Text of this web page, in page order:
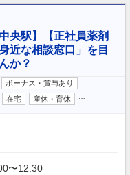
央駅】【正社員薬剤
近な相談窓口」を目
か？
ボーナス・賞与あり
在宅 産休・育休
〜12:30